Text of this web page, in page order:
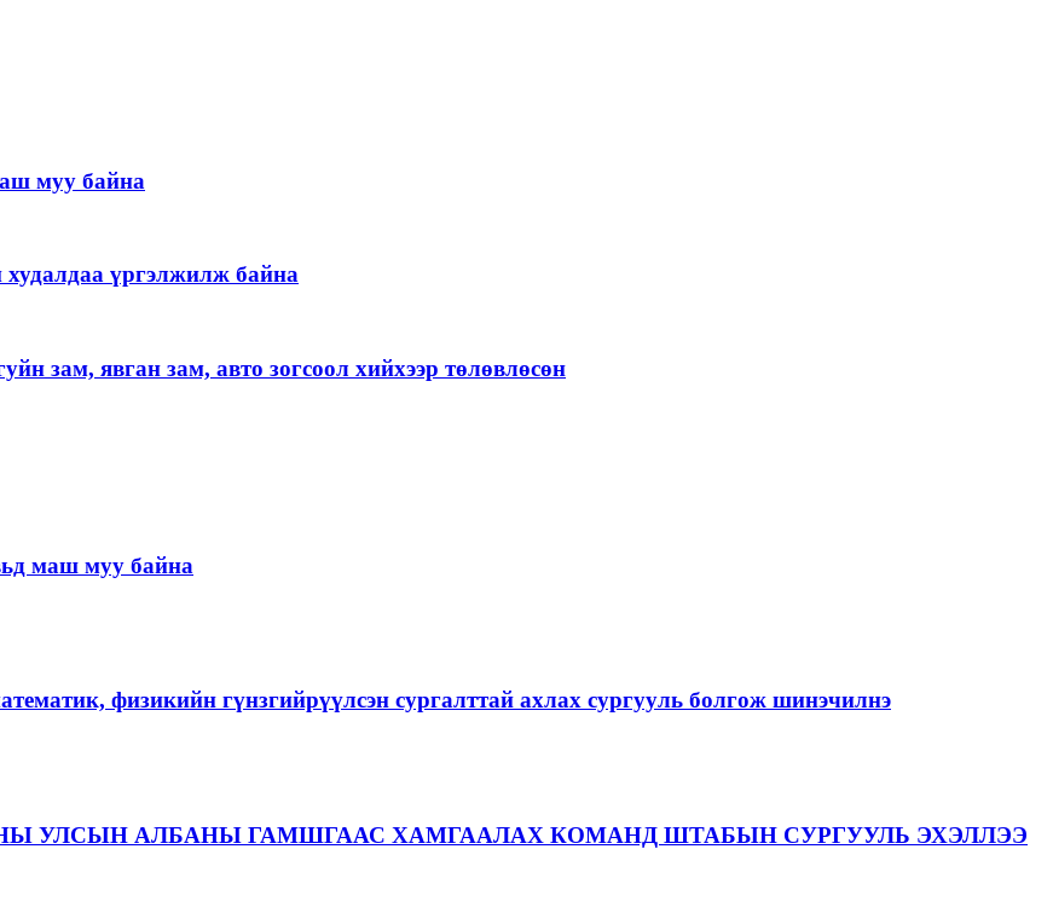
муу байна
худалдаа үргэлжилж байна
зам, явган зам, авто зогсоол хийхээр төлөвлөсөн
маш муу байна
физикийн гүнзгийрүүлсэн сургалттай ахлах сургууль болгож шинэчилнэ
УЛСЫН АЛБАНЫ ГАМШГААС ХАМГААЛАХ КОМАНД ШТАБЫН СУРГУУЛЬ ЭХЭЛЛЭЭ